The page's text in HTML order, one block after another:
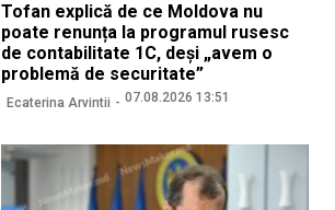
Tofan explică de ce Moldova nu
poate renunța la programul rusesc
de contabilitate 1C, deși „avem o
problemă de securitate”
Ecaterina Arvintii 07.08.2026 13:51